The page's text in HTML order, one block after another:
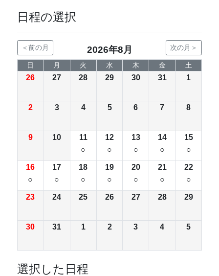
日程の選択
＜前の月 2026年8月 次の月＞
日 月 火 水 木 金 土
26 27 28 29 30 31 1
2 3 4 5 6 7 8
9 10
11
○
12
○
13
○
14
○
15
○
16
○
17
○
18
○
19
○
20
○
21
○
22
○
23 24 25 26 27 28 29
30 31 1 2 3 4 5
選択した日程